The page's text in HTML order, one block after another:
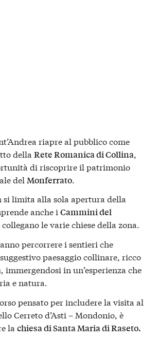
riapre al pubblico come
della Rete Romanica di Collina,
di riscoprire il patrimonio
del Monferrato.
si limita alla sola apertura della
anche i Cammini del
collegano le varie chiese della zona.
percorrere i sentieri che
paesaggio collinare, ricco
, immergendosi in un’esperienza che
e natura.
pensato per includere la visita al
Cerreto d’Asti – Mondonio, è
la chiesa di Santa Maria di Raseto.